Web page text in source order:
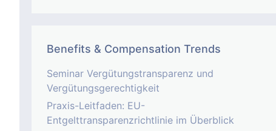
Benefits & Compensation Trends
Seminar Vergütungstransparenz und
Vergütungsgerechtigkeit
Praxis-Leitfaden: EU-
Entgelttransparenzrichtlinie im Überblick